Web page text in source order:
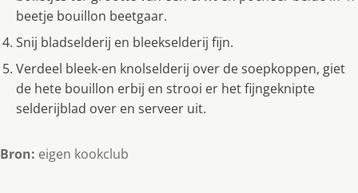
beetje bouillon beetgaar.
Snij bladselderij en bleekselderij fijn.
Verdeel bleek-en knolselderij over de soepkoppen, giet
de hete bouillon erbij en strooi er het fijngeknipte
selderijblad over en serveer uit.
Bron: eigen kookclub